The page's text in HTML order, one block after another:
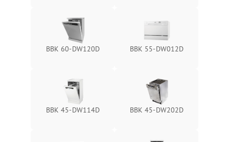
BBK 60-DW120D BBK 55-DW012D
BBK 45-DW114D BBK 45-DW202D